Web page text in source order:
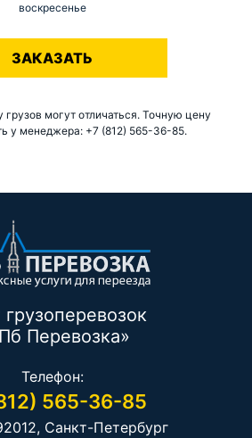
воскресенье
-
ЗАКАЗАТЬ
могут отличаться. Точную цену
у менеджера: +7 (812) 565-36-85.
грузоперевозок
Перевозка»
Телефон:
565-36-85
Санкт-Петербург